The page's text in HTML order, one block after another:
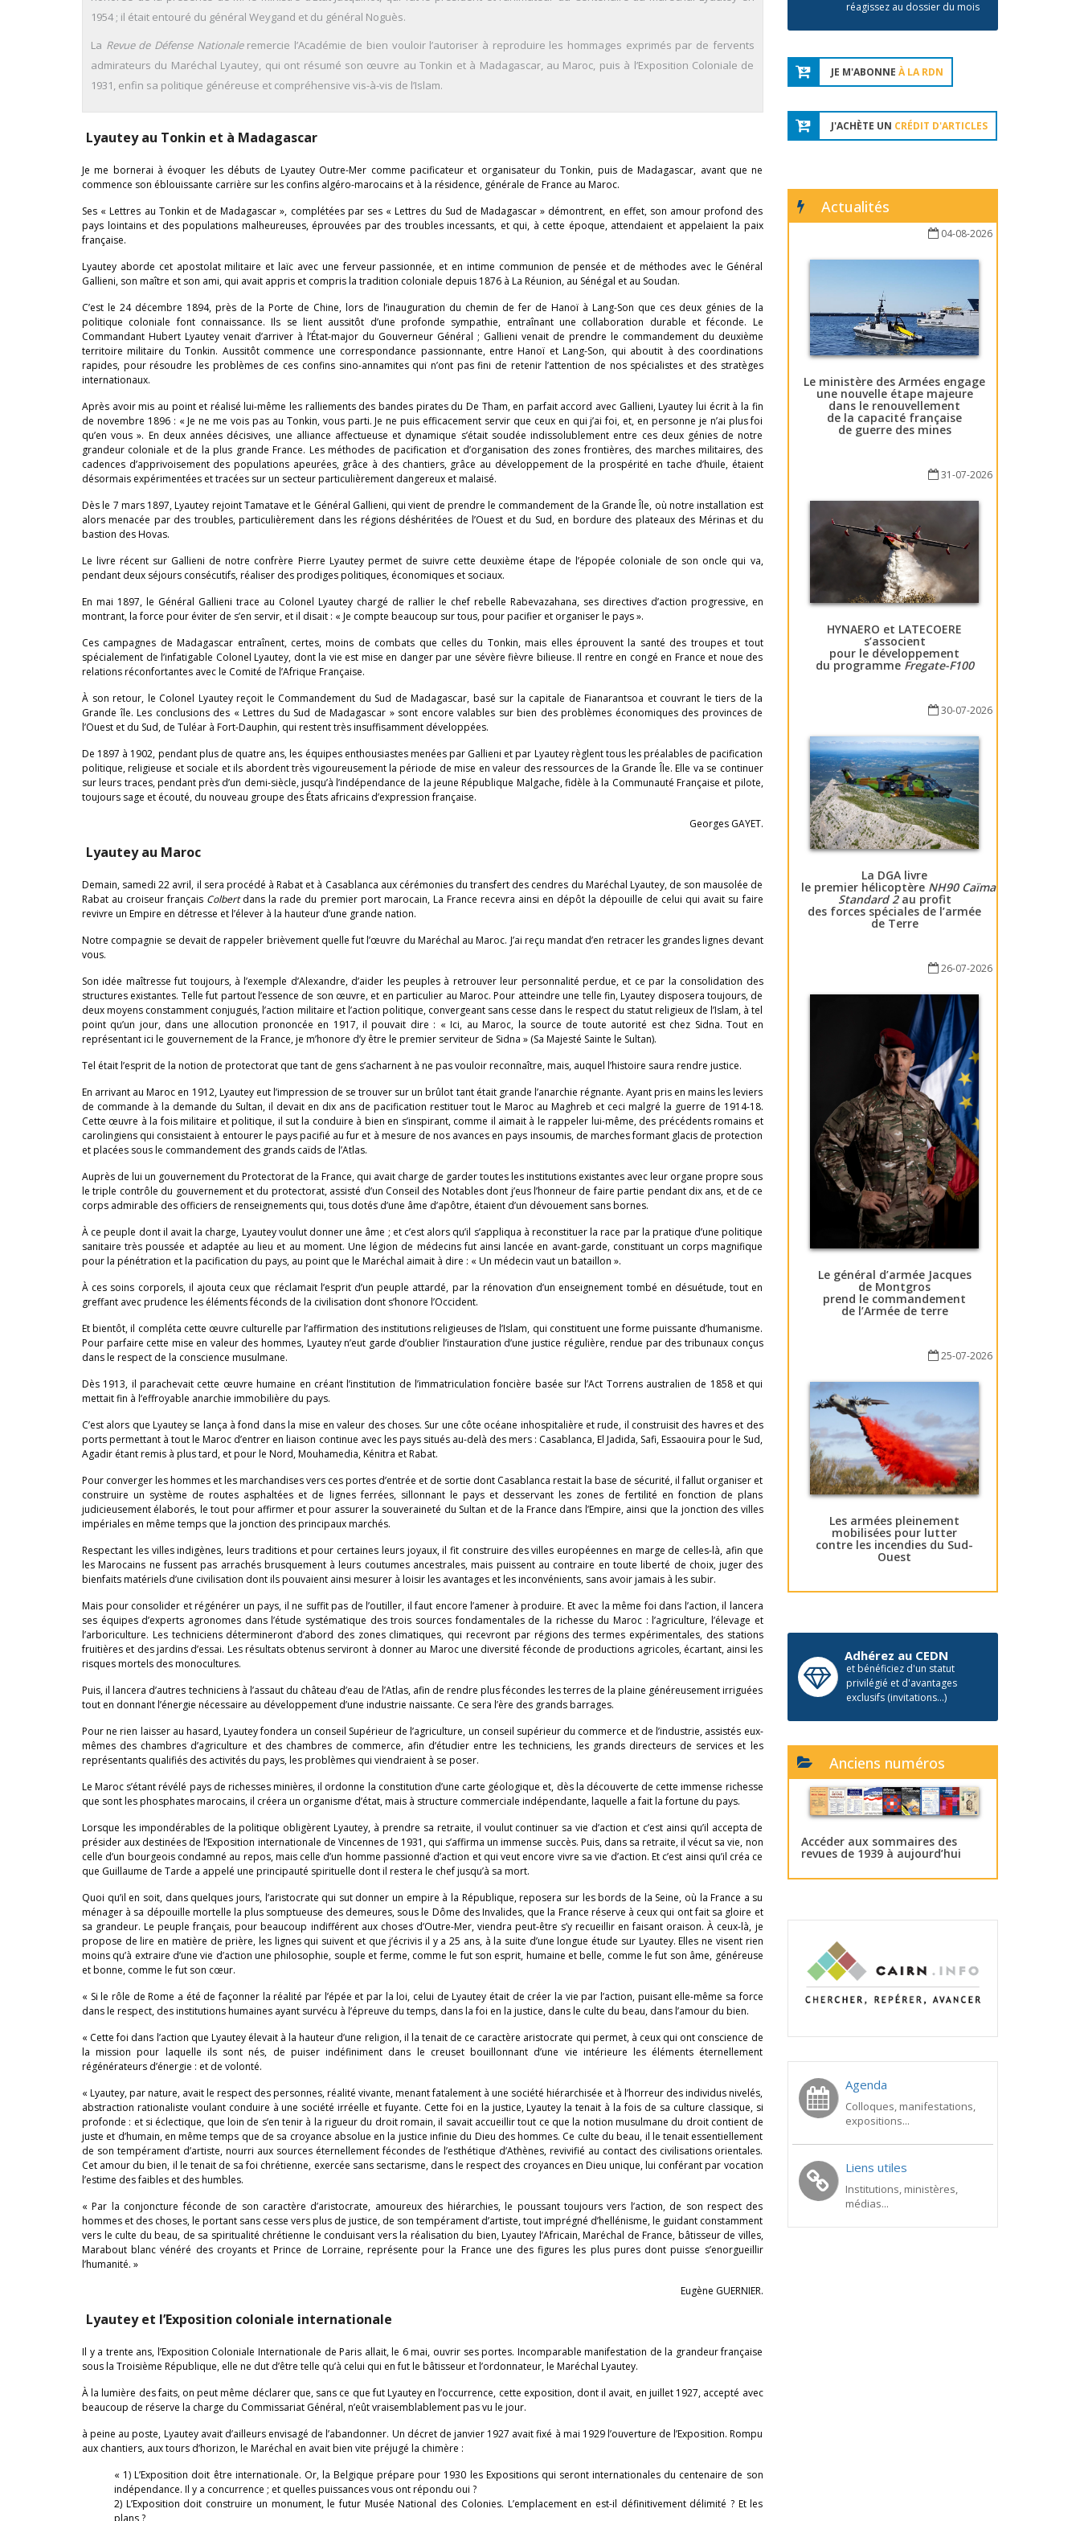
1954 ; il était entouré du général Weygand et du général Noguès.
La Revue de Défense Nationaleremercie l’Académie de bien vouloir l’autoriser à reproduire les hommages exprimés par de fervents
admirateurs du Maréchal Lyautey, qui ont résumé son œuvre au Tonkin et à Madagascar, au Maroc, puis à l’Exposition Coloniale de
1931, enfin sa politique généreuse et compréhensive vis-à-vis de l’Islam.
Lyautey au Tonkin et à Madagascar
Je me bornerai à évoquer les débuts de Lyautey Outre-Mer comme pacificateur et organisateur du Tonkin, puis de Madagascar, avant que ne
commence son éblouissante carrière sur les confins algéro-marocains et à la résidence, générale de France au Maroc.
Ses « Lettres au Tonkin et de Madagascar », complétées par ses « Lettres du Sud de Madagascar » démontrent, en effet, son amour profond des
pays lointains et des populations malheureuses, éprouvées par des troubles incessants, et qui, à cette époque, attendaient et appelaient la paix
française.
Lyautey aborde cet apostolat militaire et laïc avec une ferveur passionnée, et en intime communion de pensée et de méthodes avec le Général
Gallieni, son maître et son ami, qui avait appris et compris la tradition coloniale depuis 1876 à La Réunion, au Sénégal et au Soudan.
C’est le 24 décembre 1894, près de la Porte de Chine, lors de l’inauguration du chemin de fer de Hanoï à Lang-Son que ces deux génies de la
politique coloniale font connaissance. Ils se lient aussitôt d’une profonde sympathie, entraînant une collaboration durable et féconde. Le
Commandant Hubert Lyautey venait d’arriver à l’État-major du Gouverneur Général ; Gallieni venait de prendre le commandement du deuxième
territoire militaire du Tonkin. Aussitôt commence une correspondance passionnante, entre Hanoï et Lang-Son, qui aboutit à des coordinations
rapides, pour résoudre les problèmes de ces confins sino-annamites qui n’ont pas fini de retenir l’attention de nos spécialistes et des stratèges
internationaux.
Après avoir mis au point et réalisé lui-même les ralliements des bandes pirates du De Tham, en parfait accord avec Gallieni, Lyautey lui écrit à la fin
de novembre 1896 : « Je ne me vois pas au Tonkin, vous parti. Je ne puis efficacement servir que ceux en qui j’ai foi, et, en personne je n’ai plus foi
qu’en vous ». En deux années décisives, une alliance affectueuse et dynamique s’était soudée indissolublement entre ces deux génies de notre
grandeur coloniale et de la plus grande France. Les méthodes de pacification et d’organisation des zones frontières, des marches militaires, des
cadences d’apprivoisement des populations apeurées, grâce à des chantiers, grâce au développement de la prospérité en tache d’huile, étaient
désormais expérimentées et tracées sur un secteur particulièrement dangereux et malaisé.
Dès le 7 mars 1897, Lyautey rejoint Tamatave et le Général Gallieni, qui vient de prendre le commandement de la Grande Île, où notre installation est
alors menacée par des troubles, particulièrement dans les régions déshéritées de l’Ouest et du Sud, en bordure des plateaux des Mérinas et du
bastion des Hovas.
Le livre récent sur Gallieni de notre confrère Pierre Lyautey permet de suivre cette deuxième étape de l’épopée coloniale de son oncle qui va,
pendant deux séjours consécutifs, réaliser des prodiges politiques, économiques et sociaux.
En mai 1897, le Général Gallieni trace au Colonel Lyautey chargé de rallier le chef rebelle Rabevazahana, ses directives d’action progressive, en
montrant, la force pour éviter de s’en servir, et il disait : « Je compte beaucoup sur tous, pour pacifier et organiser le pays ».
Ces campagnes de Madagascar entraînent, certes, moins de combats que celles du Tonkin, mais elles éprouvent la santé des troupes et tout
spécialement de l’infatigable Colonel Lyautey, dont la vie est mise en danger par une sévère fièvre bilieuse. Il rentre en congé en France et noue des
relations réconfortantes avec le Comité de l’Afrique Française.
À son retour, le Colonel Lyautey reçoit le Commandement du Sud de Madagascar, basé sur la capitale de Fianarantsoa et couvrant le tiers de la
Grande île. Les conclusions des « Lettres du Sud de Madagascar » sont encore valables sur bien des problèmes économiques des provinces de
l’Ouest et du Sud, de Tuléar à Fort-Dauphin, qui restent très insuffisamment développées.
De 1897 à 1902, pendant plus de quatre ans, les équipes enthousiastes menées par Gallieni et par Lyautey règlent tous les préalables de pacification
politique, religieuse et sociale et ils abordent très vigoureusement la période de mise en valeur des ressources de la Grande Île. Elle va se continuer
sur leurs traces, pendant près d’un demi-siècle, jusqu’à l’indépendance de la jeune République Malgache, fidèle à la Communauté Française et pilote,
toujours sage et écouté, du nouveau groupe des États africains d’expression française.
Georges GAYET.
Lyautey au Maroc
Demain, samedi 22 avril, il sera procédé à Rabat et à Casablanca aux cérémonies du transfert des cendres du Maréchal Lyautey, de son mausolée de
Rabat au croiseur français Colbertdans la rade du premier port marocain, La France recevra ainsi en dépôt la dépouille de celui qui avait su faire
revivre un Empire en détresse et l’élever à la hauteur d’une grande nation.
Notre compagnie se devait de rappeler brièvement quelle fut l’œuvre du Maréchal au Maroc. J’ai reçu mandat d’en retracer les grandes lignes devant
vous.
Son idée maîtresse fut toujours, à l’exemple d’Alexandre, d’aider les peuples à retrouver leur personnalité perdue, et ce par la consolidation des
structures existantes. Telle fut partout l’essence de son œuvre, et en particulier au Maroc. Pour atteindre une telle fin, Lyautey disposera toujours, de
deux moyens constamment conjugués, l’action militaire et l’action politique, convergeant sans cesse dans le respect du statut religieux de l’Islam, à tel
point qu’un jour, dans une allocution prononcée en 1917, il pouvait dire : « Ici, au Maroc, la source de toute autorité est chez Sidna. Tout en
représentant ici le gouvernement de la France, je m’honore d’y être le premier serviteur de Sidna » (Sa Majesté Sainte le Sultan).
Tel était l’esprit de la notion de protectorat que tant de gens s’acharnent à ne pas vouloir reconnaître, mais, auquel l’histoire saura rendre justice.
En arrivant au Maroc en 1912, Lyautey eut l’impression de se trouver sur un brûlot tant était grande l’anarchie régnante. Ayant pris en mains les leviers
de commande à la demande du Sultan, il devait en dix ans de pacification restituer tout le Maroc au Maghreb et ceci malgré la guerre de 1914-18.
Cette œuvre à la fois militaire et politique, il sut la conduire à bien en s’inspirant, comme il aimait à le rappeler lui-même, des précédents romains et
carolingiens qui consistaient à entourer le pays pacifié au fur et à mesure de nos avances en pays insoumis, de marches formant glacis de protection
et placées sous le commandement des grands caïds de l’Atlas.
Auprès de lui un gouvernement du Protectorat de la France, qui avait charge de garder toutes les institutions existantes avec leur organe propre sous
le triple contrôle du gouvernement et du protectorat, assisté d’un Conseil des Notables dont j’eus l’honneur de faire partie pendant dix ans, et de ce
corps admirable des officiers de renseignements qui, tous dotés d’une âme d’apôtre, étaient d’un dévouement sans bornes.
À ce peuple dont il avait la charge, Lyautey voulut donner une âme ; et c’est alors qu’il s’appliqua à reconstituer la race par la pratique d’une politique
sanitaire très poussée et adaptée au lieu et au moment. Une légion de médecins fut ainsi lancée en avant-garde, constituant un corps magnifique
pour la pénétration et la pacification du pays, au point que le Maréchal aimait à dire : « Un médecin vaut un bataillon ».
À ces soins corporels, il ajouta ceux que réclamait l’esprit d’un peuple attardé, par la rénovation d’un enseignement tombé en désuétude, tout en
greffant avec prudence les éléments féconds de la civilisation dont s’honore l’Occident.
Et bientôt, il compléta cette œuvre culturelle par l’affirmation des institutions religieuses de l’Islam, qui constituent une forme puissante d’humanisme.
Pour parfaire cette mise en valeur des hommes, Lyautey n’eut garde d’oublier l’instauration d’une justice régulière, rendue par des tribunaux conçus
dans le respect de la conscience musulmane.
Dès 1913, il parachevait cette œuvre humaine en créant l’institution de l’immatriculation foncière basée sur l’Act Torrens australien de 1858 et qui
mettait fin à l’effroyable anarchie immobilière du pays.
C’est alors que Lyautey se lança à fond dans la mise en valeur des choses. Sur une côte océane inhospitalière et rude, il construisit des havres et des
ports permettant à tout le Maroc d’entrer en liaison continue avec les pays situés au-delà des mers : Casablanca, El Jadida, Safi, Essaouira pour le Sud,
Agadir étant remis à plus tard, et pour le Nord, Mouhamedia, Kénitra et Rabat.
Pour converger les hommes et les marchandises vers ces portes d’entrée et de sortie dont Casablanca restait la base de sécurité, il fallut organiser et
construire un système de routes asphaltées et de lignes ferrées, sillonnant le pays et desservant les zones de fertilité en fonction de plans
judicieusement élaborés, le tout pour affirmer et pour assurer la souveraineté du Sultan et de la France dans l’Empire, ainsi que la jonction des villes
impériales en même temps que la jonction des principaux marchés.
Respectant les villes indigènes, leurs traditions et pour certaines leurs joyaux, il fit construire des villes européennes en marge de celles-là, afin que
les Marocains ne fussent pas arrachés brusquement à leurs coutumes ancestrales, mais puissent au contraire en toute liberté de choix, juger des
bienfaits matériels d’une civilisation dont ils pouvaient ainsi mesurer à loisir les avantages et les inconvénients, sans avoir jamais à les subir.
Mais pour consolider et régénérer un pays, il ne suffit pas de l’outiller, il faut encore l’amener à produire. Et avec la même foi dans l’action, il lancera
ses équipes d’experts agro­nomes dans l’étude systématique des trois sources fondamentales de la richesse du Maroc : l’agriculture, l’élevage et
l’arboriculture. Les techniciens détermineront d’abord des zones climatiques, qui recevront par régions des termes expérimentales, des stations
fruitières et des jardins d’essai. Les résultats obtenus serviront à donner au Maroc une diversité féconde de productions agricoles, écartant, ainsi les
risques mortels des monocultures.
Puis, il lancera d’autres techniciens à l’assaut du château d’eau de l’Atlas, afin de rendre plus fécondes les terres de la plaine généreusement irriguées
tout en donnant l’énergie nécessaire au développement d’une industrie naissante. Ce sera l’ère des grands barrages.
Pour ne rien laisser au hasard, Lyautey fondera un conseil Supérieur de l’agriculture, un conseil supérieur du commerce et de l’industrie, assistés eux-
mêmes des chambres d’agriculture et des chambres de commerce, afin d’étudier entre les techniciens, les grands directeurs de services et les
représentants qualifiés des activités du pays, les problèmes qui viendraient à se poser.
Le Maroc s’étant révélé pays de richesses minières, il ordonne la constitution d’une carte géologique et, dès la découverte de cette immense richesse
que sont les phosphates marocains, il créera un organisme d’état, mais à structure commerciale indépendante, laquelle a fait la fortune du pays.
Lorsque les impondérables de la politique obligèrent Lyautey, à prendre sa retraite, il voulut continuer sa vie d’action et c’est ainsi qu’il accepta de
présider aux destinées de l’Exposition internationale de Vincennes de 1931, qui s’affirma un immense succès. Puis, dans sa retraite, il vécut sa vie, non
celle d’un bourgeois condamné au repos, mais celle d’un homme passionné d’action et qui veut encore vivre sa vie d’action. Et c’est ainsi qu’il créa ce
que Guillaume de Tarde a appelé une principauté spirituelle dont il restera le chef jusqu’à sa mort.
Quoi qu’il en soit, dans quelques jours, l’aristocrate qui sut donner un empire à la République, reposera sur les bords de la Seine, où la France a su
ménager à sa dépouille mortelle la plus somptueuse des demeures, sous le Dôme des Invalides, que la France réserve à ceux qui ont fait sa gloire et
sa grandeur. Le peuple français, pour beaucoup indifférent aux choses d’Outre-Mer, viendra peut-être s’y recueillir en faisant oraison. À ceux-là, je
propose de lire en matière de prière, les lignes qui suivent et que j’écrivis il y a 25 ans, à la suite d’une longue étude sur Lyautey. Elles ne visent rien
moins qu’à extraire d’une vie d’action une philosophie, souple et ferme, comme le fut son esprit, humaine et belle, comme le fut son âme, généreuse
et bonne, comme le fut son cœur.
« Si le rôle de Rome a été de façonner la réalité par l’épée et par la loi, celui de Lyautey était de créer la vie par l’action, puisant elle-même sa force
dans le respect, des institutions humaines ayant survécu à l’épreuve du temps, dans la foi en la justice, dans le culte du beau, dans l’amour du bien.
« Cette foi dans l’action que Lyautey élevait à la hauteur d’une religion, il la tenait de ce caractère aristocrate qui permet, à ceux qui ont conscience de
la mission pour laquelle ils sont nés, de puiser indéfiniment dans le creuset bouillonnant d’une vie intérieure les éléments éternellement
régénérateurs d’énergie : et de volonté.
« Lyautey, par nature, avait le respect des personnes, réalité vivante, menant fatalement à une société hiérarchisée et à l’horreur des individus nivelés,
abstraction rationaliste voulant conduire à une société irréelle et fuyante. Cette foi en la justice, Lyautey la tenait à la fois de sa culture classique, si
profonde : et si éclectique, que loin de s’en tenir à la rigueur du droit romain, il savait accueillir tout ce que la notion musulmane du droit contient de
juste et d’humain, en même temps que de sa croyance absolue en la justice infinie du Dieu des hommes. Ce culte du beau, il le tenait essentiellement
de son tempérament d’artiste, nourri aux sources éternellement fécondes de l’esthétique d’Athènes, revivifié au contact des civilisations orientales.
Cet amour du bien, il le tenait de sa foi chrétienne, exercée sans sectarisme, dans le respect des croyances en Dieu unique, lui conférant par vocation
l’estime des faibles et des humbles.
« Par la conjoncture féconde de son caractère d’aristocrate, amoureux des hiérarchies, le poussant toujours vers l’action, de son respect des
hommes et des choses, le portant sans cesse vers plus de justice, de son tempérament d’artiste, tout imprégné d’hellénisme, le guidant constamment
vers le culte du beau, de sa spiritualité chrétienne le conduisant vers la réalisation du bien, Lyautey l’Africain, Maréchal de France, bâtisseur de villes,
Marabout blanc vénéré des croyants et Prince de Lorraine, représente pour la France une des figures les plus pures dont puisse s’enorgueillir
l’humanité. »
Eugène GUERNIER.
Lyautey et l’Exposition coloniale internationale
Il y a trente ans, l’Exposition Coloniale Internationale de Paris allait, le 6 mai, ouvrir ses portes. Incomparable manifestation de la grandeur française
sous la Troisième République, elle ne dut d’être telle qu’à celui qui en fut le bâtisseur et l’ordonnateur, le Maréchal Lyautey.
À la lumière des faits, on peut même déclarer que, sans ce que fut Lyautey en l’occurrence, cette exposition, dont il avait, en juillet 1927, accepté avec
beaucoup de réserve la charge du Commissariat Général, n’eût vraisemblablement pas vu le jour.
à peine au poste, Lyautey avait d’ailleurs envisagé de l’abandonner. Un décret de janvier 1927 avait fixé à mai 1929 l’ouverture de l’Exposition. Rompu
aux chantiers, aux tours d’horizon, le Maréchal en avait bien vite préjugé la chimère :
« 1) L’Exposition doit être internationale. Or, la Belgique prépare pour 1930 les Expositions qui seront internationales du centenaire de son
indépendance. Il y a concurrence ; et quelles puissances vous ont répondu oui ?
2) L’Exposition doit construire un monument, le futur Musée National des Colonies. L’emplacement en est-il définitivement délimité ? Et les
plans ?
réagissez au dossier du mois
JE M'ABONNE À LA RDN
J'ACHÈTE UN CRÉDIT D'ARTICLES
Actualités
04-08-2026
Le ministère des Armées engage
une nouvelle étape majeure
dans le renouvellement
de la capacité française
de guerre des mines
31-07-2026
HYNAERO et LATECOERE
s’associent
pour le développement
du programme Fregate-F100
30-07-2026
La DGA livre
le premier hélicoptère NH90 Caïman
Standard 2au profit
des forces spéciales de l’armée
de Terre
26-07-2026
Le général d’armée Jacques
de Montgros
prend le commandement
de l’Armée de terre
25-07-2026
Les armées pleinement
mobilisées pour lutter
contre les incendies du Sud-
Ouest
Adhérez au CEDN
et bénéficiez d'un statut
privilégié et d'avantages
exclusifs (invitations...)
Anciens numéros
Accéder aux sommaires des
revues de 1939 à aujourd’hui
Agenda
Colloques, manifestations,
expositions...
Liens utiles
Institutions, ministères,
médias...